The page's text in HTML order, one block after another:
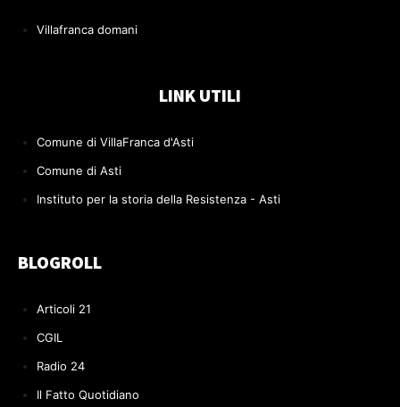
Villafranca domani
LINK UTILI
Comune di VillaFranca d'Asti
Comune di Asti
Instituto per la storia della Resistenza - Asti
BLOGROLL
Articoli 21
CGIL
Radio 24
Il Fatto Quotidiano